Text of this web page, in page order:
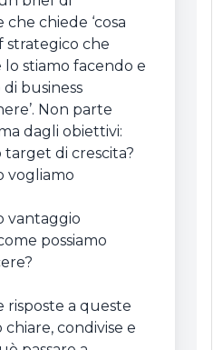
chiede ‘cosa
strategico che
lo stiamo facendo e
business
Non parte
dagli obiettivi:
di crescita?
vogliamo
vantaggio
possiamo
risposte a queste
condivise e